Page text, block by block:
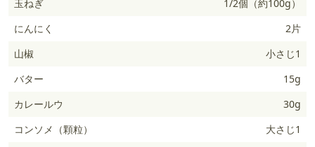
玉ねぎ
1/2個（約100g）
にんにく
2片
山椒
小さじ1
バター
15g
カレールウ
30g
コンソメ（顆粒）
大さじ1